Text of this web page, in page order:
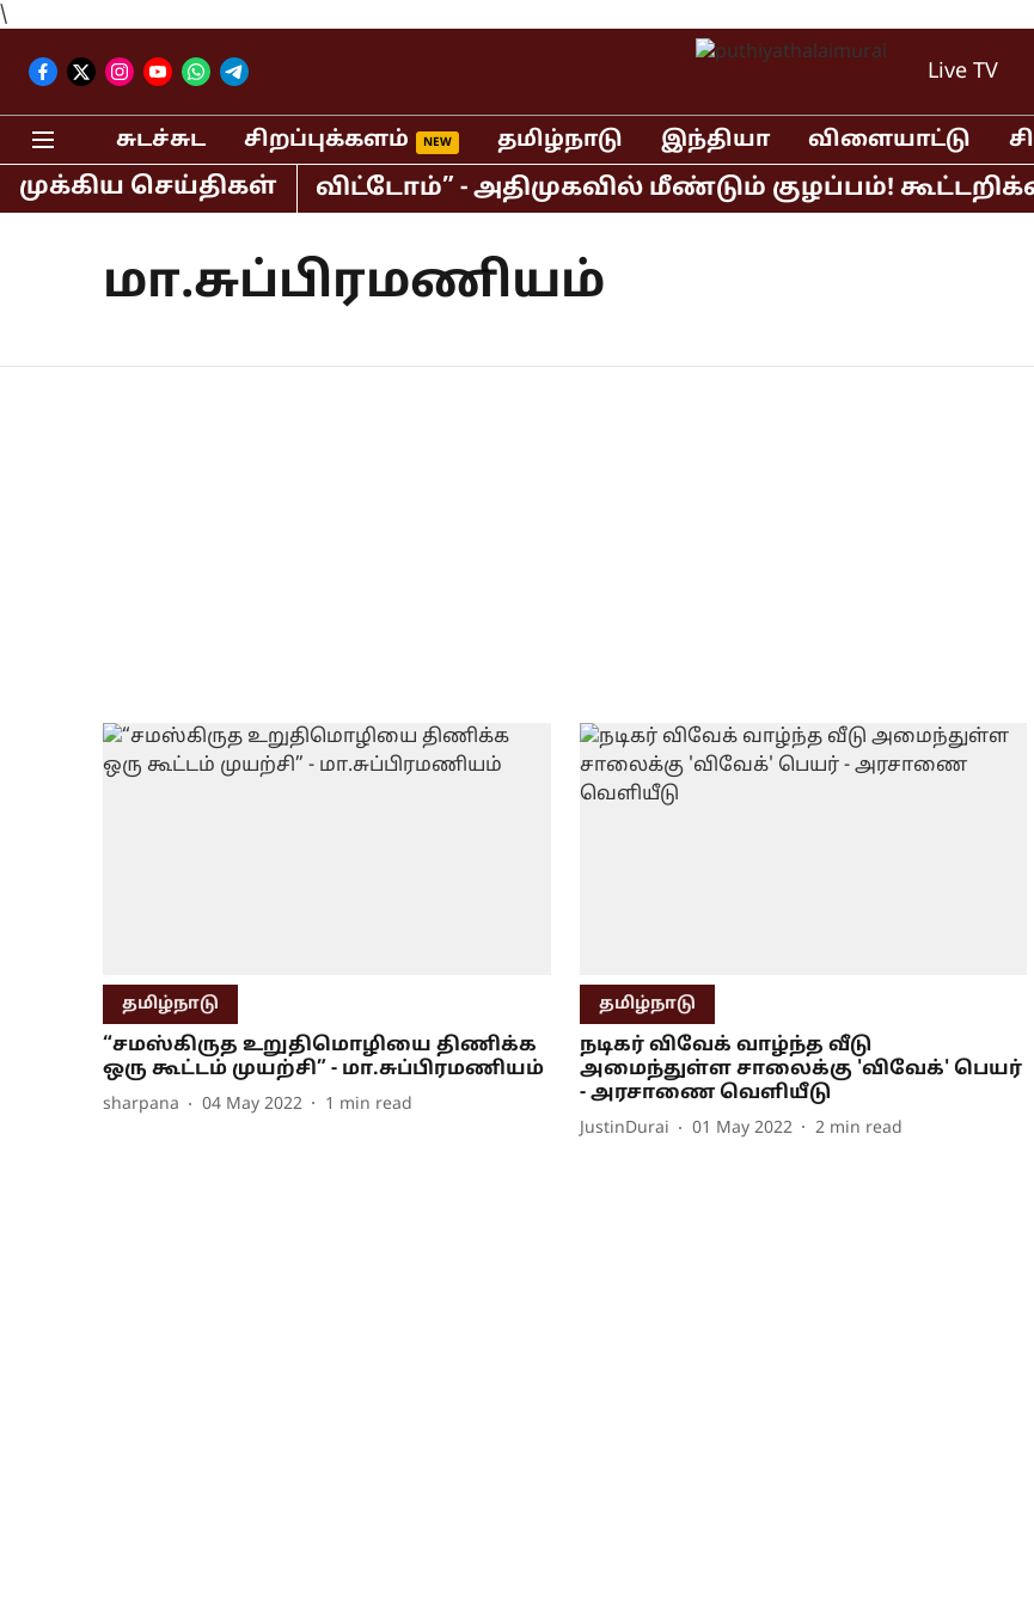
\
Live TV
சுடச்சுட சிறப்புக்களம் தமிழ்நாடு இந்தியா விளையாட்டு
முக்கிய செய்திகள்
கூட்டணியை தவறவிட்டோம்” - அதிமுகவில் மீண்டும் குழப்பம்!
மா.சுப்பிரமணியம்
தமிழ்நாடு
“சமஸ்கிருத உறுதிமொழியை திணிக்க
ஒரு கூட்டம் முயற்சி” - மா.சுப்பிரமணியம்
sharpana 04 May 2022 1 min read
தமிழ்நாடு
நடிகர் விவேக் வாழ்ந்த வீடு
அமைந்துள்ள சாலைக்கு 'விவேக்' பெயர்
- அரசாணை வெளியீடு
JustinDurai 01 May 2022 2 min read